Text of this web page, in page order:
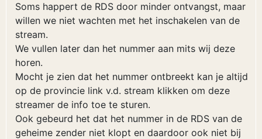
Soms happert de RDS door minder ontvangst, maar
willen we niet wachten met het inschakelen van de
stream.
We vullen later dan het nummer aan mits wij deze
horen.
Mocht je zien dat het nummer ontbreekt kan je altijd
op de provincie link v.d. stream klikken om deze
streamer de info toe te sturen.
Ook gebeurd het dat het nummer in de RDS van de
geheime zender niet klopt en daardoor ook niet bij